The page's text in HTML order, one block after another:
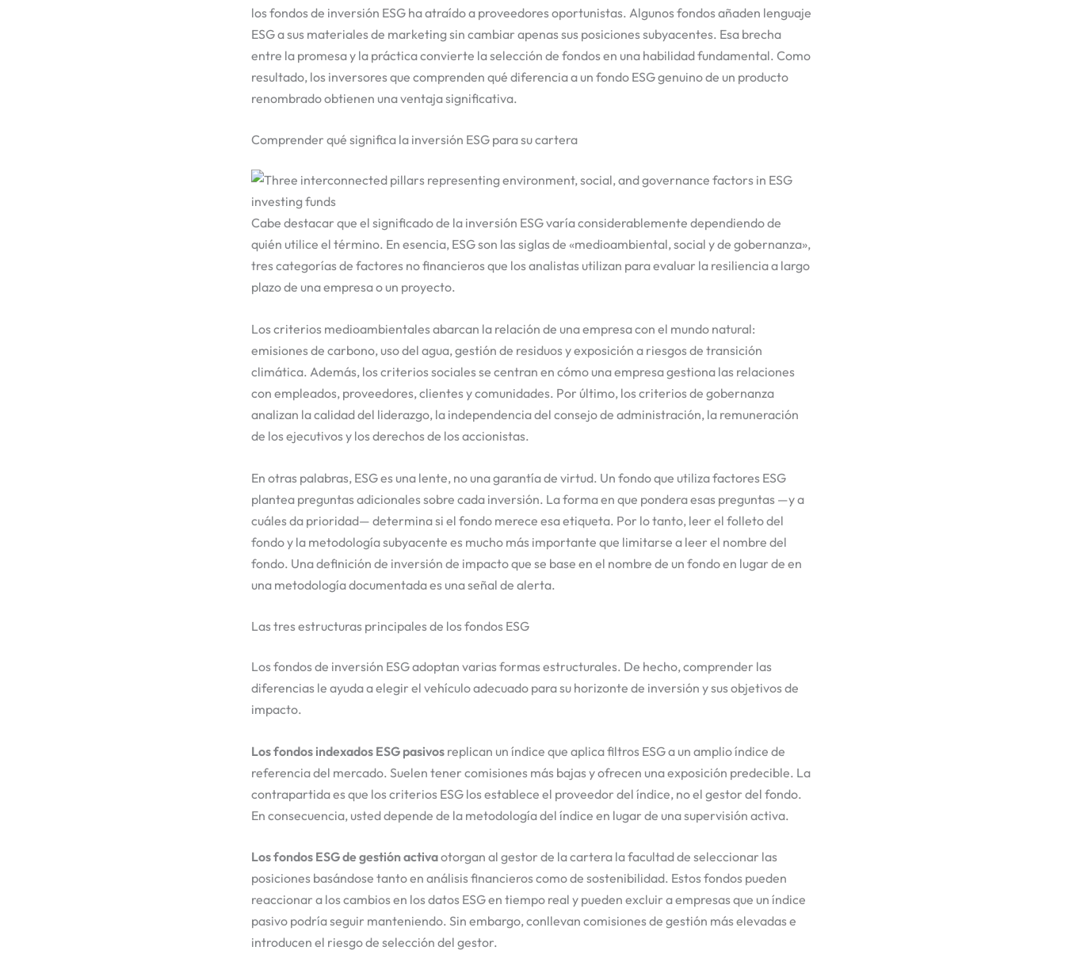
los fondos de inversión ESG ha atraído a proveedores oportunistas. Algunos fondos añaden lenguaje
ESG a sus materiales de marketing sin cambiar apenas sus posiciones subyacentes. Esa brecha
entre la promesa y la práctica convierte la selección de fondos en una habilidad fundamental. Como
resultado, los inversores que comprenden qué diferencia a un fondo ESG genuino de un producto
renombrado obtienen una ventaja significativa.
Comprender qué significa la inversión ESG para su cartera
Cabe destacar que el significado de la inversión ESG varía considerablemente dependiendo de
quién utilice el término. En esencia, ESG son las siglas de «medioambiental, social y de gobernanza»,
tres categorías de factores no financieros que los analistas utilizan para evaluar la resiliencia a largo
plazo de una empresa o un proyecto.
Los criterios medioambientales abarcan la relación de una empresa con el mundo natural:
emisiones de carbono, uso del agua, gestión de residuos y exposición a riesgos de transición
climática. Además, los criterios sociales se centran en cómo una empresa gestiona las relaciones
con empleados, proveedores, clientes y comunidades. Por último, los criterios de gobernanza
analizan la calidad del liderazgo, la independencia del consejo de administración, la remuneración
de los ejecutivos y los derechos de los accionistas.
En otras palabras, ESG es una lente, no una garantía de virtud. Un fondo que utiliza factores ESG
plantea preguntas adicionales sobre cada inversión. La forma en que pondera esas preguntas —y a
cuáles da prioridad— determina si el fondo merece esa etiqueta. Por lo tanto, leer el folleto del
fondo y la metodología subyacente es mucho más importante que limitarse a leer el nombre del
fondo. Una definición de inversión de impacto que se base en el nombre de un fondo en lugar de en
una metodología documentada es una señal de alerta.
Las tres estructuras principales de los fondos ESG
Los fondos de inversión ESG adoptan varias formas estructurales. De hecho, comprender las
diferencias le ayuda a elegir el vehículo adecuado para su horizonte de inversión y sus objetivos de
impacto.
Los fondos indexados ESG pasivos replican un índice que aplica filtros ESG a un amplio índice de
referencia del mercado. Suelen tener comisiones más bajas y ofrecen una exposición predecible. La
contrapartida es que los criterios ESG los establece el proveedor del índice, no el gestor del fondo.
En consecuencia, usted depende de la metodología del índice en lugar de una supervisión activa.
Los fondos ESG de gestión activaotorgan al gestor de la cartera la facultad de seleccionar las
posiciones basándose tanto en análisis financieros como de sostenibilidad. Estos fondos pueden
reaccionar a los cambios en los datos ESG en tiempo real y pueden excluir a empresas que un índice
pasivo podría seguir manteniendo. Sin embargo, conllevan comisiones de gestión más elevadas e
introducen el riesgo de selección del gestor.